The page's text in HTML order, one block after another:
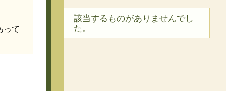
って
該当するものがありませんでし
た。